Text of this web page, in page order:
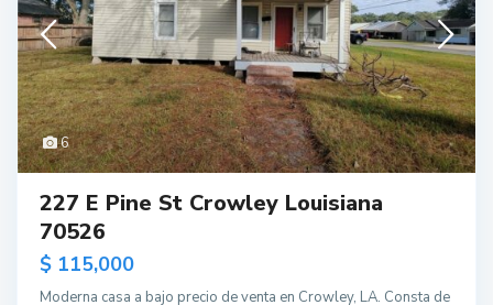
6
227 E Pine St Crowley Louisiana
70526
$ 115,000
Moderna casa a bajo precio de venta en Crowley, LA. Consta de